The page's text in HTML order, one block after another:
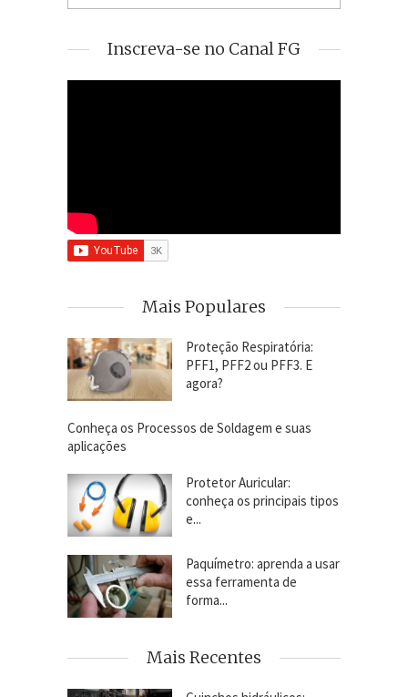
Inscreva-se no Canal FG
Mais Populares
Proteção Respiratória:
PFF1, PFF2 ou PFF3. E
agora?
Conheça os Processos de Soldagem e suas
aplicações
Protetor Auricular:
conheça os principais tipos
e...
Paquímetro: aprenda a usar
essa ferramenta de
forma...
Mais Recentes